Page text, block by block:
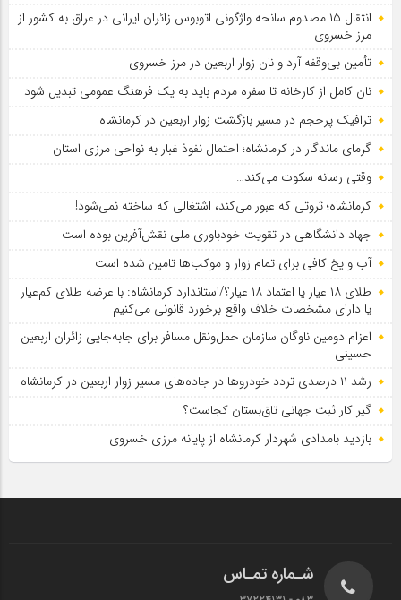
انتقال ۱۵ مصدوم سانحه واژگونی اتوبوس زائران ایرانی در عراق به کشور از
مرز خسروی
تأمین بی‌وقفه آرد و نان زوار اربعین در مرز خسروی
نان کامل از کارخانه تا سفره مردم باید به یک فرهنگ عمومی تبدیل شود
ترافیک پرحجم در مسیر بازگشت زوار اربعین در کرمانشاه
گرمای ماندگار در کرمانشاه؛ احتمال نفوذ غبار به نواحی مرزی استان
وقتی رسانه سکوت می‌کند…
کرمانشاه؛ ثروتی که عبور می‌کند، اشتغالی که ساخته نمی‌شود!
جهاد دانشگاهی در تقویت خودباوری ملی نقش‌آفرین بوده است
آب و یخ کافی برای تمام زوار و موکب‌ها تامین شده است
طلای ۱۸ عیار یا اعتماد ۱۸ عیار؟/استاندارد کرمانشاه: با عرضه طلای کم‌عیار
یا دارای مشخصات خلاف واقع برخورد قانونی می‌کنیم
اعزام دومین ناوگان سازمان حمل‌ونقل مسافر برای جابه‌جایی زائران اربعین
حسینی
رشد ۱۱ درصدی تردد خودروها در جاده‌های مسیر زوار اربعین در کرمانشاه
گیر کار ثبت جهانی تاق‌بستان کجاست؟
بازدید بامدادی شهردار کرمانشاه از پایانه مرزی خسروی
شـماره تمـاس